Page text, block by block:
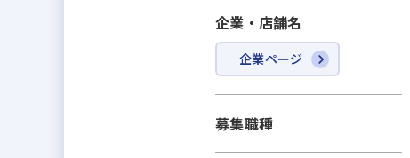
企業・店舗名
企業ページ
募集職種